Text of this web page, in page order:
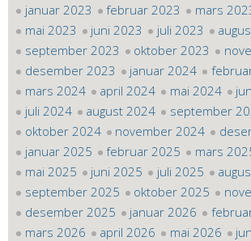
januar 2023
februar 2023 mars
mai 2023
juni 2023 juli 2023
september 2023
oktober 2023
desember 2023
januar 2024
mars 2024
april 2024 mai 2024
juli 2024
august 2024
september
oktober 2024
november 2024
januar 2025
februar 2025 mars
mai 2025
juni 2025 juli 2025
september 2025
oktober 2025
desember 2025
januar 2026
mars 2026
april 2026 mai 2026